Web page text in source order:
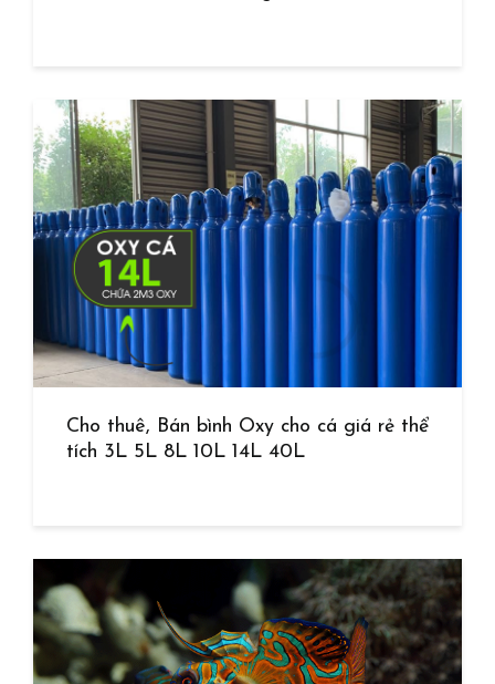
Cho thuê, Bán bình Oxy cho cá giá rẻ thể
tích 3L 5L 8L 10L 14L 40L